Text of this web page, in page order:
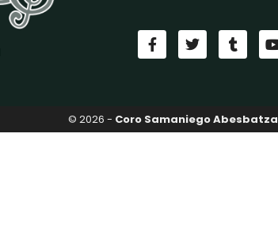
© 2026 - Coro Samaniego Abesbatza